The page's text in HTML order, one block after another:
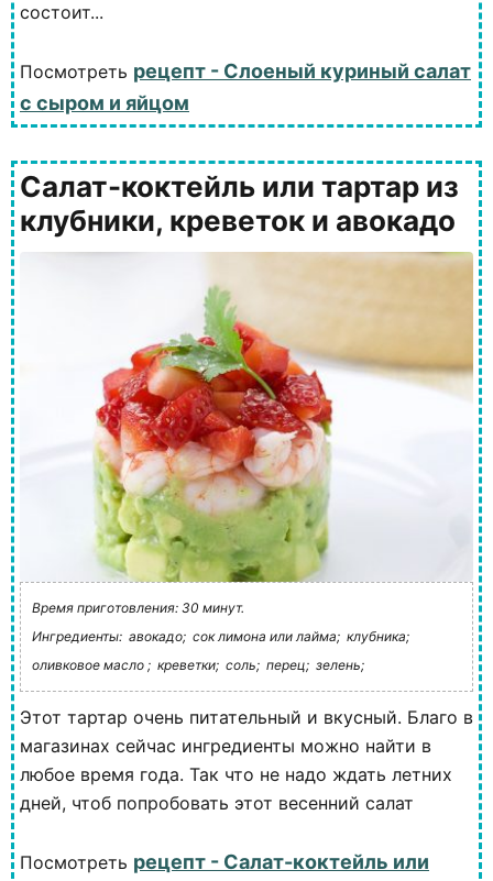
состоит...
Посмотреть рецепт - Слоеный куриный салат
с сыром и яйцом
Салат-коктейль или тартар из
клубники, креветок и авокадо
Время приготовления: 30 минут.
Ингредиенты: авокадо; сок лимона или лайма; клубника;
оливковое масло ; креветки; соль; перец; зелень;
Этот тартар очень питательный и вкусный. Благо в
магазинах сейчас ингредиенты можно найти в
любое время года. Так что не надо ждать летних
дней, чтоб попробовать этот весенний салат
Посмотреть рецепт - Салат-коктейль или